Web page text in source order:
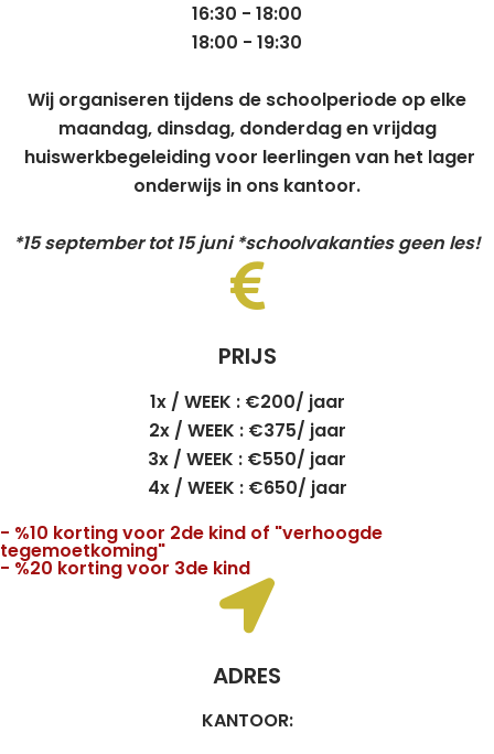
16:30 - 18:00
18:00 - 19:30
Wij organiseren tijdens de schoolperiode op elke
maandag, dinsdag, donderdag en vrijdag
huiswerkbegeleiding voor leerlingen van het lager
onderwijs in ons kantoor.
*15 september tot 15 juni *schoolvakanties geen les!
PRIJS
1x / WEEK :€200/ jaar
2x / WEEK :€375/ jaar
3x / WEEK : €550/ jaar
4x / WEEK :€650/ jaar
- %10 korting voor 2de kind of "verhoogde
tegemoetkoming"
- %20 korting voor 3de kind
ADRES
KANTOOR: